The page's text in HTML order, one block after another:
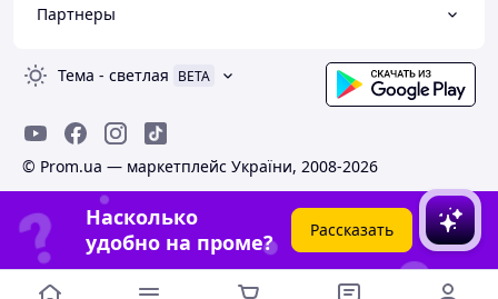
Партнеры
Тема - светлая BETA
© Prom.ua — маркетплейс України, 2008-2026
Насколько
удобно на проме?
Рассказать